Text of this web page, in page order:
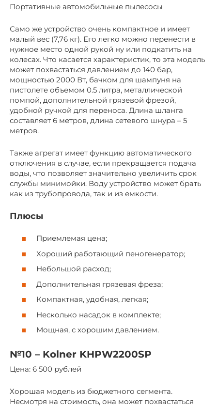
Портативные автомобильные пылесосы
Само же устройство очень компактное и имеет
малый вес (7,76 кг). Его легко можно перенести в
нужное место одной рукой ну или подкатить на
колесах. Что касается характеристик, то эта модель
может похвастаться давлением до 140 бар,
мощностью 2000 Вт, бачком для шампуня на
пистолете объемом 0.5 литра, металлической
помпой, дополнительной грязевой фрезой,
удобной ручкой для переноса. Длина шланга
составляет 6 метров, длина сетевого шнура – 5
метров.
Также агрегат имеет функцию автоматического
отключения в случае, если прекращается подача
воды, что позволяет значительно увеличить срок
службы минимойки. Воду устройство может брать
как из трубопровода, так и из емкости.
Плюсы
Приемлемая цена;
Хороший работающий пеногенератор;
Небольшой расход;
Дополнительная грязевая фреза;
Компактная, удобная, легкая;
Несколько насадок в комплекте;
Мощная, с хорошим давлением.
№10 – Kolner KHPW2200SP
Цена: 6 500 рублей
Хорошая модель из бюджетного сегмента.
Несмотря на стоимость, она может похвастаться